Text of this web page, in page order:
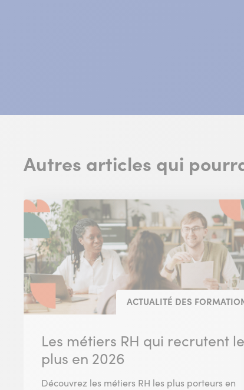
Autres articles qui
ACTUALITÉ DES
Les métiers RH qui recrutent le
plus en 2026
Découvrez les métiers RH les plus porteurs en